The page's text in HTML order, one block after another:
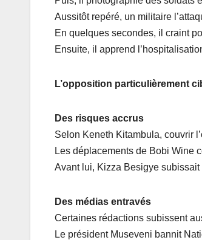
Aussitôt repéré, un militaire
En quelques secondes, il craint
Ensuite, il apprend
L’opposition particulièrement
Des risques accrus
Selon Keneth Kitambula, couvrir
Les déplacements de Bobi Wine
Avant lui, Kizza Besigye subissait
Des médias entravés
Certaines rédactions subissent
Le président Museveni bannit